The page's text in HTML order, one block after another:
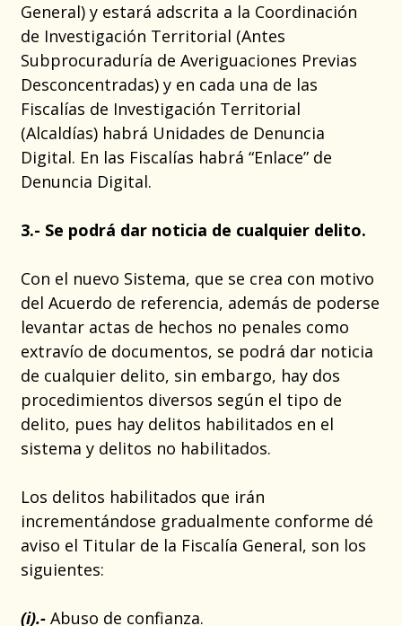
General) y estará adscrita a la Coordinación
de Investigación Territorial (Antes
Subprocuraduría de Averiguaciones Previas
Desconcentradas) y en cada una de las
Fiscalías de Investigación Territorial
(Alcaldías) habrá Unidades de Denuncia
Digital. En las Fiscalías habrá “Enlace” de
Denuncia Digital.
3.- Se podrá dar noticia de cualquier delito.
Con el nuevo Sistema, que se crea con motivo
del Acuerdo de referencia, además de poderse
levantar actas de hechos no penales como
extravío de documentos, se podrá dar noticia
de cualquier delito, sin embargo, hay dos
procedimientos diversos según el tipo de
delito, pues hay delitos habilitados en el
sistema y delitos no habilitados.
Los delitos habilitados que irán
incrementándose gradualmente conforme dé
aviso el Titular de la Fiscalía General, son los
siguientes:
(i).- Abuso de confianza.